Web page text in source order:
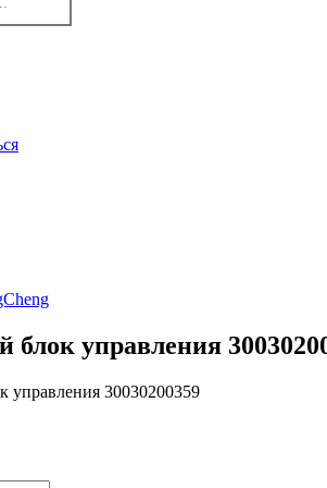
блок управления